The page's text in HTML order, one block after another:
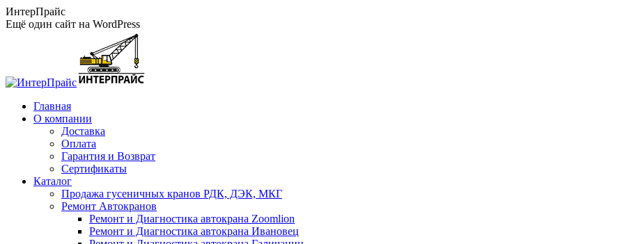
Перейти
к
ИнтерПрайс
Ещё один сайт на WordPress
Главная
О компании
Доставка
Оплата
Гарантия и Возврат
Сертификаты
Каталог
Продажа гусеничных кранов РДК, ДЭК, МКГ
Ремонт Автокранов
Ремонт и Диагностика автокрана Zoomlion
Ремонт и Диагностика автокрана Ивановец